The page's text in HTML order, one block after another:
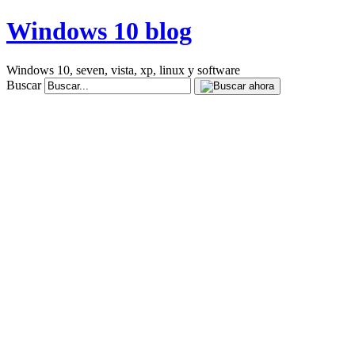
Windows 10 blog
Windows 10, seven, vista, xp, linux y software
Buscar